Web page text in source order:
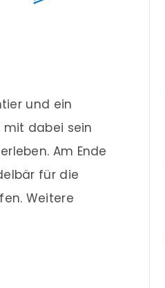
und ein
dabei sein
Am Ende
für die
Weitere